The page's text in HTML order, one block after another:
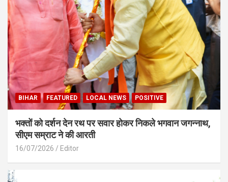
BIHAR FEATURED LOCAL NEWS POSITIVE
भक्तों को दर्शन देन रथ पर सवार होकर निकले भगवान जगन्नाथ,
सीएम सम्राट ने की आरती
16/07/2026 Editor